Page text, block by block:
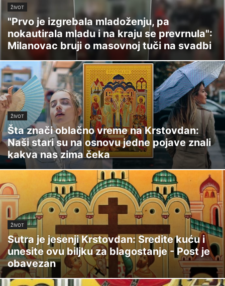
ŽIVOT
"Prvo je izgrebala mladoženju, pa
nokautirala mladu i na kraju se prevrnula":
Milanovac bruji o masovnoj tuči na svadbi
ŽIVOT
Šta znači oblačno vreme na Krstovdan:
Naši stari su na osnovu jedne pojave znali
kakva nas zima čeka
ŽIVOT
Sutra je jesenji Krstovdan: Sredite kuću i
unesite ovu biljku za blagostanje - Post je
obavezan